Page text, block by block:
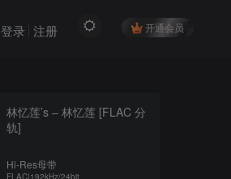
开通会员
登录 注册
林忆莲’s – 林忆莲 [FLAC 分
轨]
Hi-Res母带
FLAC|192kHz/24bit